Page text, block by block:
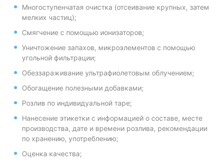
Многоступенчатая очистка (отсеивание крупных, затем
мелких частиц);
Смягчение с помощью ионизаторов;
Уничтожение запахов, микроэлементов с помощью
угольной фильтрации;
Обеззараживание ультрафиолетовым облучением;
Обогащение полезными добавками;
Розлив по индивидуальной таре;
Нанесение этикетки с информацией о составе, месте
производства, дате и времени розлива, рекомендации
по хранению, употреблению;
Оценка качества;